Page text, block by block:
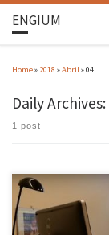
ENGIUM
Home» 2018 »Abril »04
Daily Archives:
1 post